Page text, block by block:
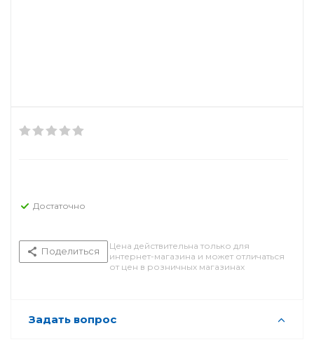
Достаточно
Поделиться
Цена действительна только для
интернет-магазина и может отличаться
от цен в розничных магазинах
Задать вопрос